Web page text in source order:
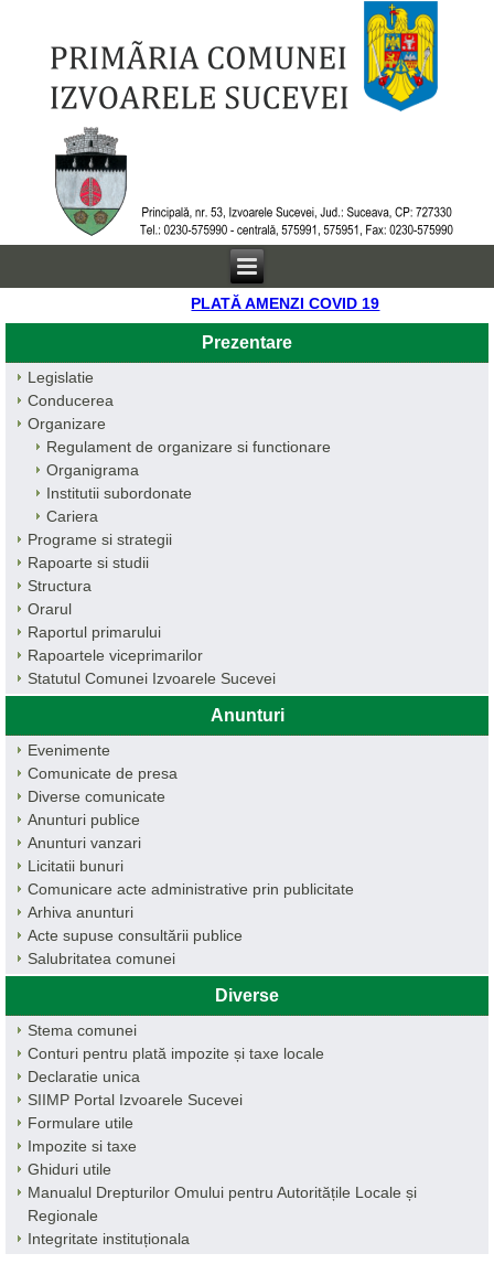
PLATĂ AMENZI COVID 19
Prezentare
Legislatie
Conducerea
Organizare
Regulament de organizare si functionare
Organigrama
Institutii subordonate
Cariera
Programe si strategii
Rapoarte si studii
Structura
Orarul
Raportul primarului
Rapoartele viceprimarilor
Statutul Comunei Izvoarele Sucevei
Anunturi
Evenimente
Comunicate de presa
Diverse comunicate
Anunturi publice
Anunturi vanzari
Licitatii bunuri
Comunicare acte administrative prin publicitate
Arhiva anunturi
Acte supuse consultării publice
Salubritatea comunei
Diverse
Stema comunei
Conturi pentru plată impozite și taxe locale
Declaratie unica
SIIMP Portal Izvoarele Sucevei
Formulare utile
Impozite si taxe
Ghiduri utile
Manualul Drepturilor Omului pentru Autoritățile Locale și
Regionale
Integritate instituționala